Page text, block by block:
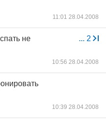
11:01 28.04.2008
... 2
не
10:56 28.04.2008
10:39 28.04.2008